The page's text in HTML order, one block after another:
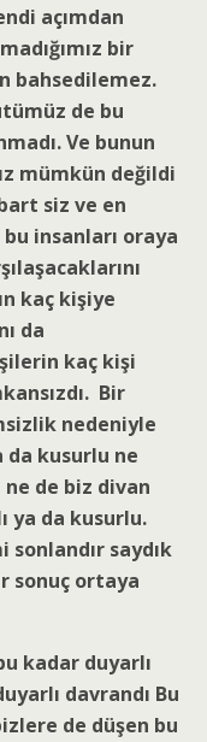
açımdan
bir
bahsedilemez.
de bu
Ve bunun
mümkün değildi
siz ve en
insanları oraya
kaç kişiye
da
kaç kişi
Bir
nedeniyle
da kusurlu ne
de biz divan
ya da kusurlu.
saydık
sonuç ortaya
kadar duyarlı
davrandı Bu
de düşen bu